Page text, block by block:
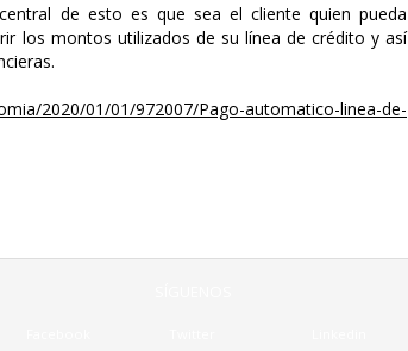
de esto es que sea el cliente quien pueda
los montos utilizados de su línea de crédito y así
2020/01/01/972007/Pago-automatico-linea-de-